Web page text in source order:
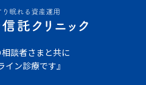
談者さまと共に
イン診療です』